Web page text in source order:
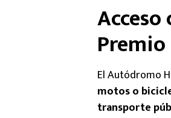
El Autódromo
motos o
transporte